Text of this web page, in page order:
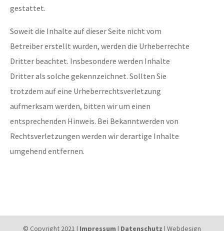
gestattet.
Soweit die Inhalte auf dieser Seite nicht vom
Betreiber erstellt wurden, werden die Urheberrechte
Dritter beachtet. Insbesondere werden Inhalte
Dritter als solche gekennzeichnet. Sollten Sie
trotzdem auf eine Urheberrechtsverletzung
aufmerksam werden, bitten wir um einen
entsprechenden Hinweis. Bei Bekanntwerden von
Rechtsverletzungen werden wir derartige Inhalte
umgehend entfernen.
© Copyright 2021 | Impressum | Datenschutz | Webdesign